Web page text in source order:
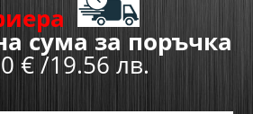
сума за поръчка
€ /19.56 лв.